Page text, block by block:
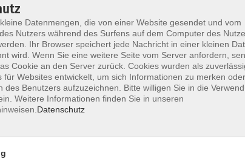
mehr
So.
Lasagne & Risotto
So.
Fisch
So.
Datenmengen, die von einer Website gesendet und vom
Nutzers während des Surfens auf dem Computer des
Ihr Browser speichert jede Nachricht in einer kleinen
wird. Wenn Sie eine weitere Seite vom Server anfordern,
Cookie an den Server zurück. Cookies wurden als
für Websites entwickelt, um sich Informationen zu merken
des Benutzers aufzuzeichnen. Bitte willigen Sie in die
Weitere Informationen finden Sie in unseren
Datenschutz